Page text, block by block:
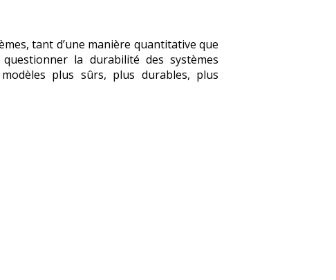
tant d’une manière quantitative que
la durabilité des systèmes
plus sûrs, plus durables, plus